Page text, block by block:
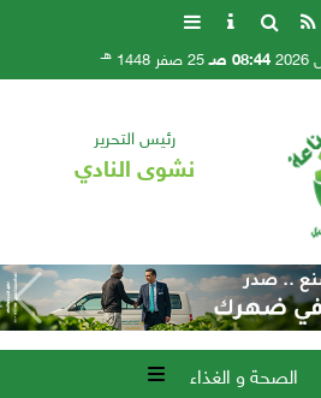
08:44 صـ 25 صفر 1448 هـ
رئيس التحرير
نشوى النادي
الصحة و الغذاء